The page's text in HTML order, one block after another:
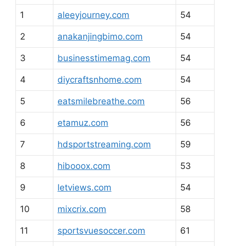
1 aleeyjourney.com 54
2 anakanjingbimo.com 54
3 businesstimemag.com 54
4 diycraftsnhome.com 54
5 eatsmilebreathe.com 56
6 etamuz.com 56
7 hdsportstreaming.com 59
8 hibooox.com 53
9 letviews.com 54
10 mixcrix.com 58
11 sportsvuesoccer.com 61